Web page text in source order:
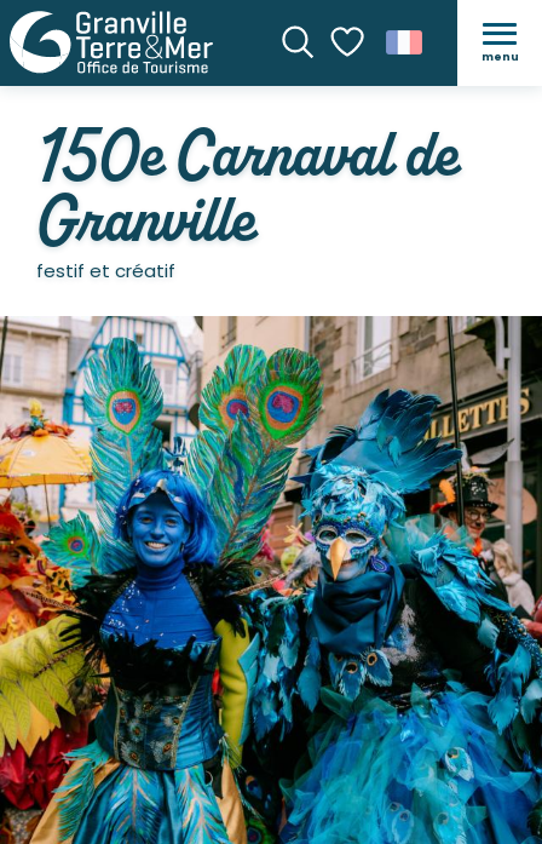
Recherche
Voir les favoris
menu
150e Carnaval de
Granville
festif et créatif